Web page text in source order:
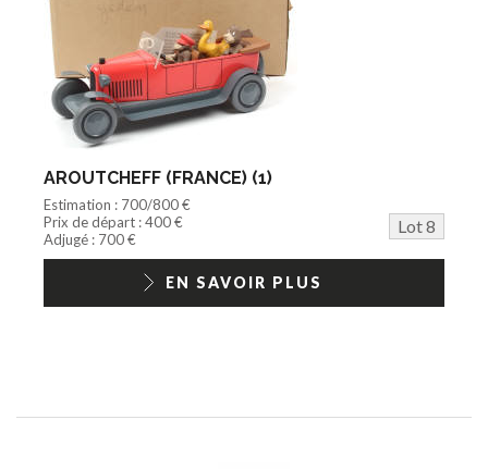
AROUTCHEFF (FRANCE) (1)
Estimation : 700/800 €
Prix de départ : 400 €
Lot 8
Adjugé : 700 €
EN SAVOIR PLUS